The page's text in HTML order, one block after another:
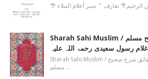
Sharah Sahi Muslim / شرح صحیح مسلم by علامہ
غلام رسول سعیدی رحمۃ اللہ علیہ
Sharah Sahi Muslim / شرح صحیح مسلم مع حقائق شرح صحیح
مسلم …